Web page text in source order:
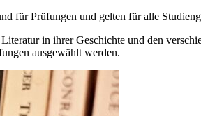
für Prüfungen und gelten für alle
in ihrer Geschichte und den
ausgewählt werden.